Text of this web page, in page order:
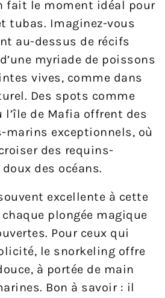
fait le moment idéal pour
tubas. Imaginez-vous
au-dessus de récifs
myriade de poissons
vives, comme dans
Des spots comme
l’île de Mafia offrent des
marins exceptionnels, où
des requins-
des océans.
excellente à cette
plongée magique
Pour ceux qui
le snorkeling offre
à portée de main
Bon à savoir : il